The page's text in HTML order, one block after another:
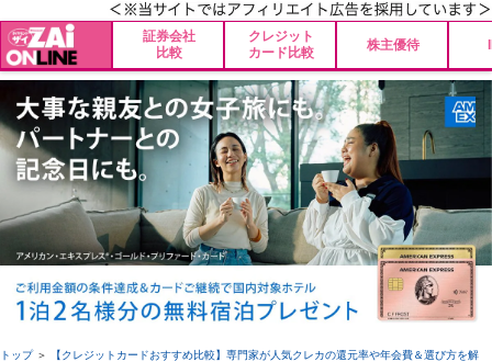
証券会社
比較
クレジット
カード比較
株主優待
トップ＞
【クレジットカードおすすめ比較】専門家が人気クレカの還元率や年会費＆選び方を解